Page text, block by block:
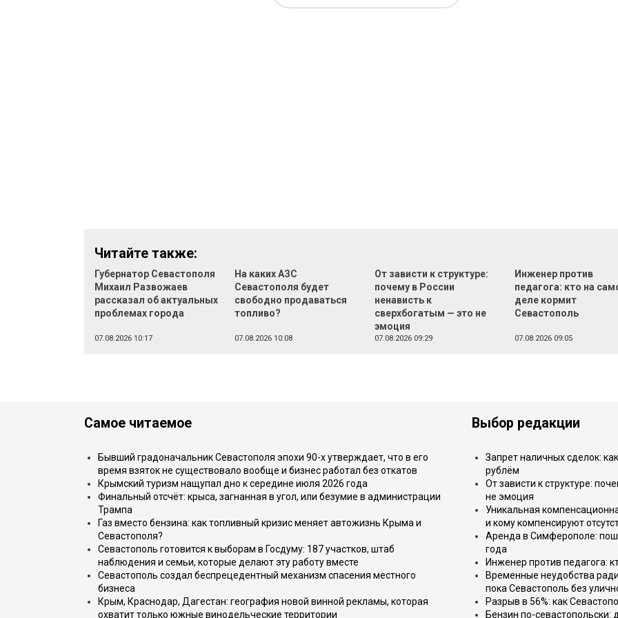
Читайте также:
Губернатор Севастополя
Михаил Развожаев
рассказал об актуальных
проблемах города
07.08.2026 10:17
На каких АЗС
Севастополя будет
свободно продаваться
топливо?
07.08.2026 10:08
От зависти к структуре:
почему в России
ненависть к
сверхбогатым — это не
эмоция
07.08.2026 09:29
Инженер против
педагога: кто на
деле кормит
Севастополь
07.08.2026 09:05
Самое читаемое
Бывший градоначальник Севастополя эпохи 90-х утверждает, что в его
время взяток не существовало вообще и бизнес работал без откатов
Крымский туризм нащупал дно к середине июля 2026 года
Финальный отсчёт: крыса, загнанная в угол, или безумие в администрации
Трампа
Газ вместо бензина: как топливный кризис меняет автожизнь Крыма и
Севастополя?
Севастополь готовится к выборам в Госдуму: 187 участков, штаб
наблюдения и семьи, которые делают эту работу вместе
Севастополь создал беспрецедентный механизм спасения местного
бизнеса
Крым, Краснодар, Дагестан: география новой винной рекламы, которая
охватит только южные винодельческие территории
Выбор редакции
Запрет наличных сделок:
рублём
От зависти к структуре:
не эмоция
Уникальная
и кому компенсируют
Аренда в Симферополе:
года
Инженер против педагога:
Временные неудобства
пока Севастополь без
Разрыв в 56%: как
Бензин по-